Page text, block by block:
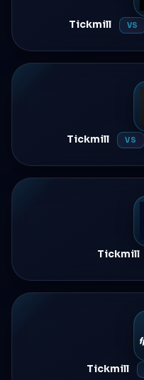
Tickmill VS
Tickmill VS
Tickmill
Tickmill